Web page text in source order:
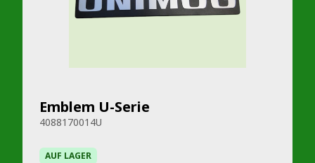
Emblem U-Serie
4088170014U
AUF LAGER